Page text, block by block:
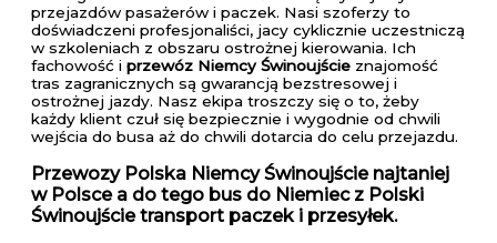
przejazdów pasażerów i paczek. Nasi szoferzy to
doświadczeni profesjonaliści, jacy cyklicznie uczestniczą
w szkoleniach z obszaru ostrożnej kierowania. Ich
fachowość i przewóz Niemcy Świnoujście znajomość
tras zagranicznych są gwarancją bezstresowej i
ostrożnej jazdy. Nasz ekipa troszczy się o to, żeby
każdy klient czuł się bezpiecznie i wygodnie od chwili
wejścia do busa aż do chwili dotarcia do celu przejazdu.
Przewozy Polska Niemcy Świnoujście najtaniej
w Polsce a do tego bus do Niemiec z Polski
Świnoujście transport paczek i przesyłek.